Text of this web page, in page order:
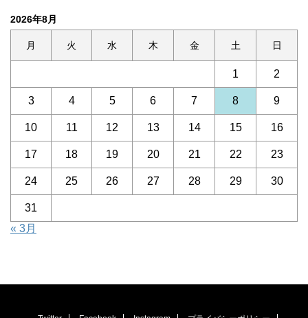
2026年8月
月 火 水 木 金 土 日
1 2
3 4 5 6 7 8 9
10 11 12 13 14 15 16
17 18 19 20 21 22 23
24 25 26 27 28 29 30
31
« 3月